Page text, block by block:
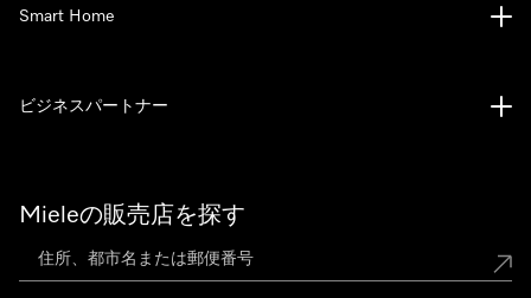
Mieleの販売店を探す
Smart Home
ビジネスパートナー